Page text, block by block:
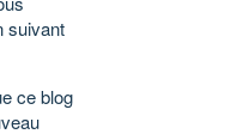
suivant
ce blog